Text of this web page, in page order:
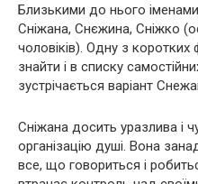
Близькими до нього
Сніжана, Снєжина, Сніжко
чоловіків). Одну з
знайти і в списку
зустрічається варіант
Сніжана досить уразлива і
організацію душі. Вона
все, що говориться і